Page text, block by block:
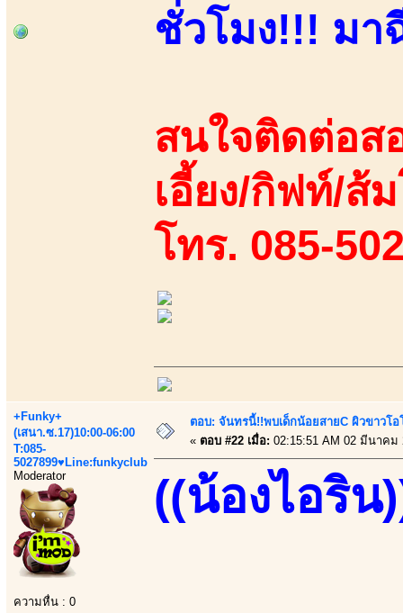
ชั่วโมง!!! มา
สนใจติดต่อส
เอี้ยง/กิฟท์/ส้
โทร. 085-
+Funky+
(เสนา.ซ.17)10:00-06:00
T:085-
5027899♥Line:funkyclub
Moderator
ความหื่น : 0
ตอบ: จันทรนี้!!พบเด็กน้อยสายC ผิวขาวโ
« ตอบ #22 เมื่อ: 02:15:51 AM 02 มีนาคม
((น้องไอริน